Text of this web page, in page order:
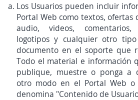
Los Usuarios pueden incluir
Portal Web como textos, ofertas
audio, videos, comentarios,
logotipos y cualquier otro
documento en el soporte que
Todo el material e información
publique, muestre o ponga a
otro modo en el Portal Web
denomina "Contenido de